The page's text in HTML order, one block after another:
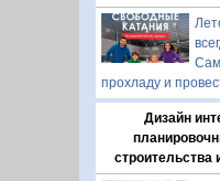
прохладу и
Дизайн
строительства